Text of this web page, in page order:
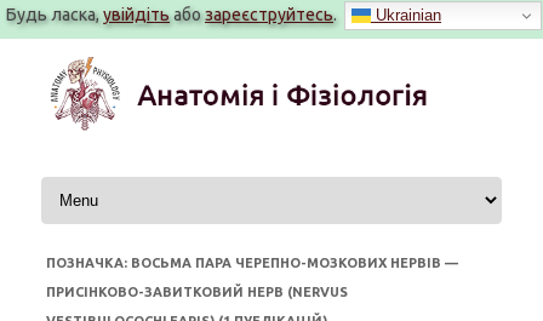
Будь ласка,увійдітьабозареєструйтесь.
вмісту
ПОЗНАЧКА: ВОСЬМА ПАРА ЧЕРЕПНО-МОЗКОВИХ НЕРВІВ —
ПРИСІНКОВО-ЗАВИТКОВИЙ НЕРВ (NERVUS
Ukrainian